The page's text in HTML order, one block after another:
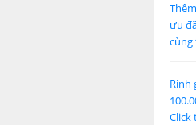
ưu
cùng
Rinh
Click